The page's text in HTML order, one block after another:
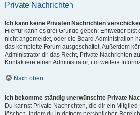
Private Nachrichten
Ich kann keine Privaten Nachrichten
Hierfür kann es drei Gründe geben: Entweder bist
nicht angemeldet, oder die Board-Administration
das komplette Forum ausgeschaltet. Außerdem
Administrator dir das Recht, Private Nachrichten
Kontaktiere einen Administrator, um weitere
Nach oben
Ich bekomme ständig unerwünschte Private
Du kannst Private Nachrichten, die dir ein Mitglied
löschen, indem du in deinem persönlichen